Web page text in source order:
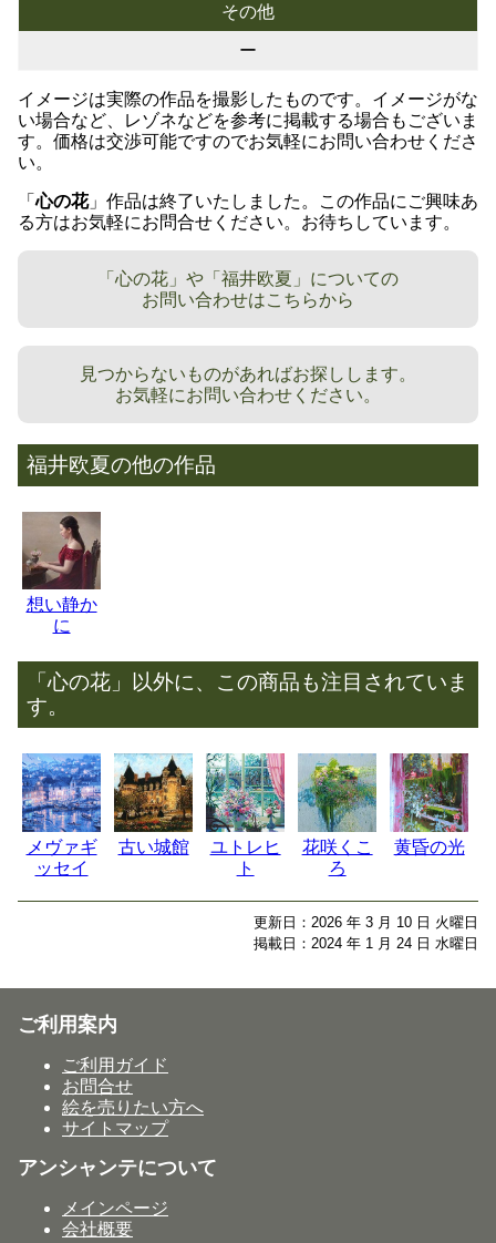
その他
ー
イメージは実際の作品を撮影したものです。イメージがな
い場合など、レゾネなどを参考に掲載する場合もございま
す。価格は交渉可能ですのでお気軽にお問い合わせくださ
い。
「心の花」作品は終了いたしました。この作品にご興味あ
る方はお気軽にお問合せください。お待ちしています。
「心の花」や「福井欧夏」についての
お問い合わせはこちらから
見つからないものがあればお探しします。
お気軽にお問い合わせください。
福井欧夏の他の作品
想い静か
に
「心の花」以外に、この商品も注目されていま
す。
メヴァギ
ッセイ
古い城館
ユトレヒ
ト
花咲くこ
ろ
黄昏の光
更新日：2026 年 3 月 10 日 火曜日
掲載日：2024 年 1 月 24 日 水曜日
ご利用案内
ご利用ガイド
お問合せ
絵を売りたい方へ
サイトマップ
アンシャンテについて
メインページ
会社概要